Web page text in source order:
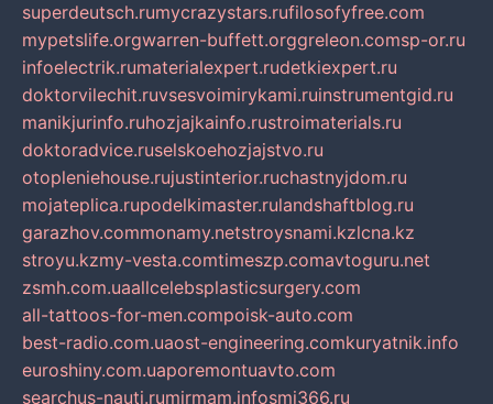
superdeutsch.rumycrazystars.rufilosofyfree.com
mypetslife.orgwarren-buffett.orggreleon.comsp-or.ru
infoelectrik.rumaterialexpert.rudetkiexpert.ru
doktorvilechit.ruvsesvoimirykami.ruinstrumentgid.ru
manikjurinfo.ruhozjajkainfo.rustroimaterials.ru
doktoradvice.ruselskoehozjajstvo.ru
otopleniehouse.rujustinterior.ruchastnyjdom.ru
mojateplica.rupodelkimaster.rulandshaftblog.ru
garazhov.commonamy.netstroysnami.kzlcna.kz
stroyu.kzmy-vesta.comtimeszp.comavtoguru.net
zsmh.com.uaallcelebsplasticsurgery.com
all-tattoos-for-men.compoisk-auto.com
best-radio.com.uaost-engineering.comkuryatnik.info
euroshiny.com.uaporemontuavto.com
searchus-nauti.rumirmam.infosmi366.ru